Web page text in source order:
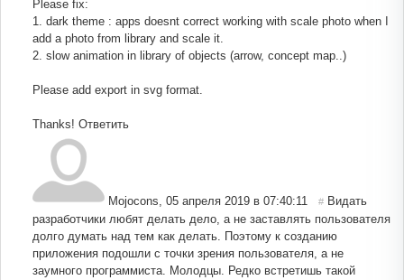
Please fix:
1. dark theme : apps doesnt correct working with scale photo when I
add a photo from library and scale it.
2. slow animation in library of objects (arrow, concept map..)
Please add export in svg format.
Thanks! Ответить
Mojocons, 05 апреля 2019 в 07:40:11 # Видать
разработчики любят делать дело, а не заставлять пользователя
долго думать над тем как делать. Поэтому к созданию
приложения подошли с точки зрения пользователя, а не
заумного программиста. Молодцы. Редко встретишь такой